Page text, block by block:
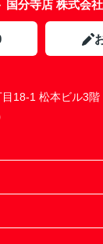
国分寺店 株式会
18-1 松本ビル3階